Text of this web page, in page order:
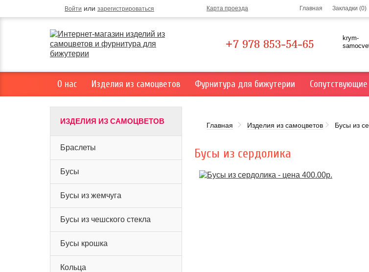
Войти или зарегистрироваться Карта проезда Главная Закладки (0)
+7 978 853-54-65
krym-
О нас Изделия из самоцветов Фурнитура для бижутерии
ИЗДЕЛИЯ ИЗ САМОЦВЕТОВ
Браслеты
Бусы
Бусы из жемчуга
Бусы из чешского стекла
Бусы крошка
Кольца
Главная Изделия из самоцветов Бусы из
Бусы из сердолика